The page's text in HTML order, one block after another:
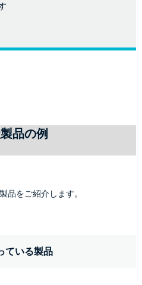
品の例
品をご紹介します。
ている製品